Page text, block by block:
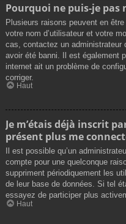
Pourquoi ne puis-je pas
Plusieurs raisons peuvent en
votre nom d’utilisateur et votre
cas, contactez un administrateur
avoir été banni. Il est également
internet ait un problème de
corriger.
Haut
Je m’étais déjà inscrit
présent plus me
Il est possible qu’un
compte pour une quelconque
suppriment périodiquement les
de leur base de données. Si tel
essayez de participer plus
Haut